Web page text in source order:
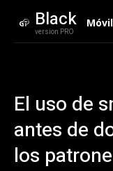
Black
version PRO
El uso de
antes de
los